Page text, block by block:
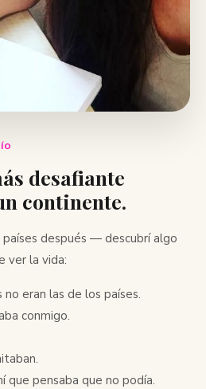
desafiante
continente.
después — descubrí algo
ver la vida:
eran las de los países.
conmigo.
que pensaba que no podía.